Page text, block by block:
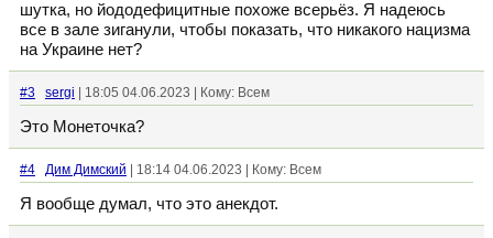
шутка, но йододефицитные похоже всерьёз. Я надеюсь
все в зале зиганули, чтобы показать, что никакого нацизма
на Украине нет?
#3 sergi | 18:05 04.06.2023 | Кому: Всем
Это Монеточка?
#4 Дим Димский | 18:14 04.06.2023 | Кому: Всем
Я вообще думал, что это анекдот.